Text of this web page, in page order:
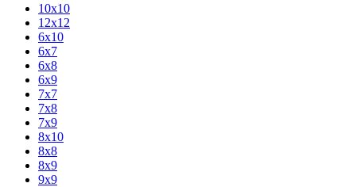
10х10
12х12
6х10
6х7
6х8
6х9
7х7
7х8
7х9
8х10
8х8
8х9
9х9